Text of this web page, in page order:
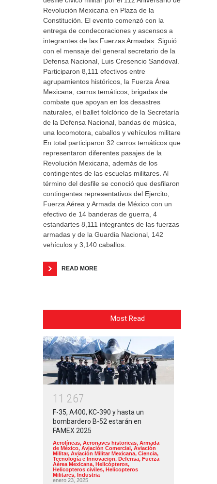
Revolución Mexicana en Plaza de la
Constitución. El evento comenzó con la
entrega de condecoraciones y ascensos a
integrantes de las Fuerzas Armadas. Siguió
con el mensaje del general secretario de la
Defensa Nacional, Luis Cresencio Sandoval.
Participaron 8,111 efectivos entre
agrupamientos históricos, la Fuerza Área
Mexicana, carros temáticos, brigadas de
combate que apoyan en los desastres
naturales, el ballet folclórico de la Secretaría
de la Defensa Nacional, bandas de música,
una locomotora, caballos y vehículos militares.
En total participaron 32 carros temáticos que
representaron diferentes pasajes de la
Revolución Mexicana, además de los
contingentes de las escuelas militares. Al
término del desfile se conoció que desfilaron
contingentes representativos del Ejercito,
Fuerza Aérea y Armada de México con un
efectivo de 14 banderas de guerra, 4
estandartes 8,111 integrantes de las fuerzas
armadas y de la Guardia Nacional, 142
vehículos y 3,140 caballos.
READ MORE
Most Read
1 1 267
F-35, A400, KC-390 y hasta un
bombardero B-52 estarán en
FAMEX 2025
Aerolíneas, Aeronaves historicas, Armada
de México, Aviación Comercial, Aviación
Militar, Aviación Militar Mexicana, Ciencia,
Tecnología e Innovacion, Defensa, Fuerza
Aérea Mexicana, Helicópteros,
Helicopteros civiles, Helicopteros
Militares, Industria
enero 23, 2025